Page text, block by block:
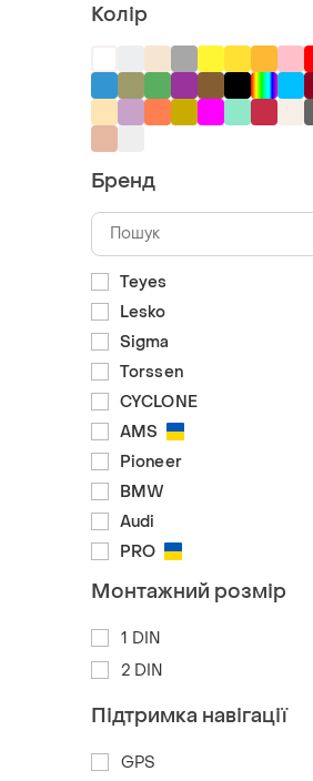
Колір
Бренд
Teyes
Lesko
Sigma
Torssen
CYCLONE
AMS
Pioneer
BMW
Audi
PRO
Монтажний розмір
1 DIN
2 DIN
Підтримка навігації
GPS